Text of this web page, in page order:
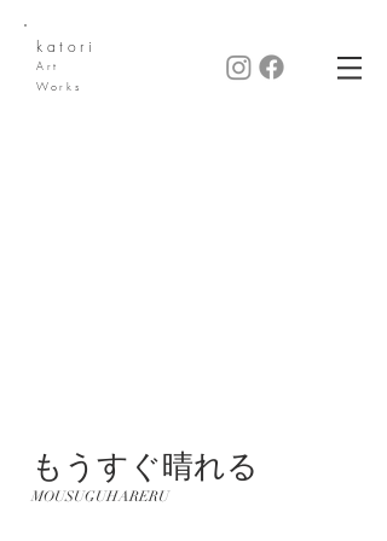
katori
Art
Works
もうすぐ晴れる
MOUSUGUHARERU